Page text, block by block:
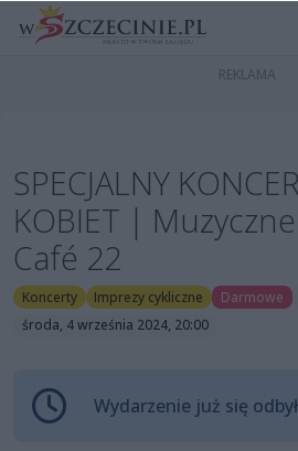
SPECJALNY
KOBIET |
Café 22
Koncerty Imprezy cykliczne Darmowe
środa, 4 września 2024, 20:00
Wydarzenie już się